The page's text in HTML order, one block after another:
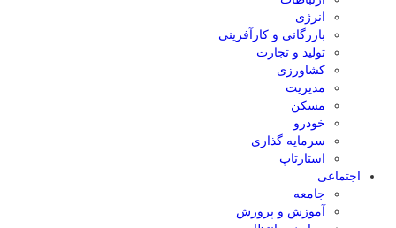
انرژی
بازرگانی و کارآفرینی
تولید و تجارت
کشاورزی
مدیریت
مسکن
خودرو
سرمایه گذاری
استارتاپ
اجتماعی
جامعه
آموزش و پرورش